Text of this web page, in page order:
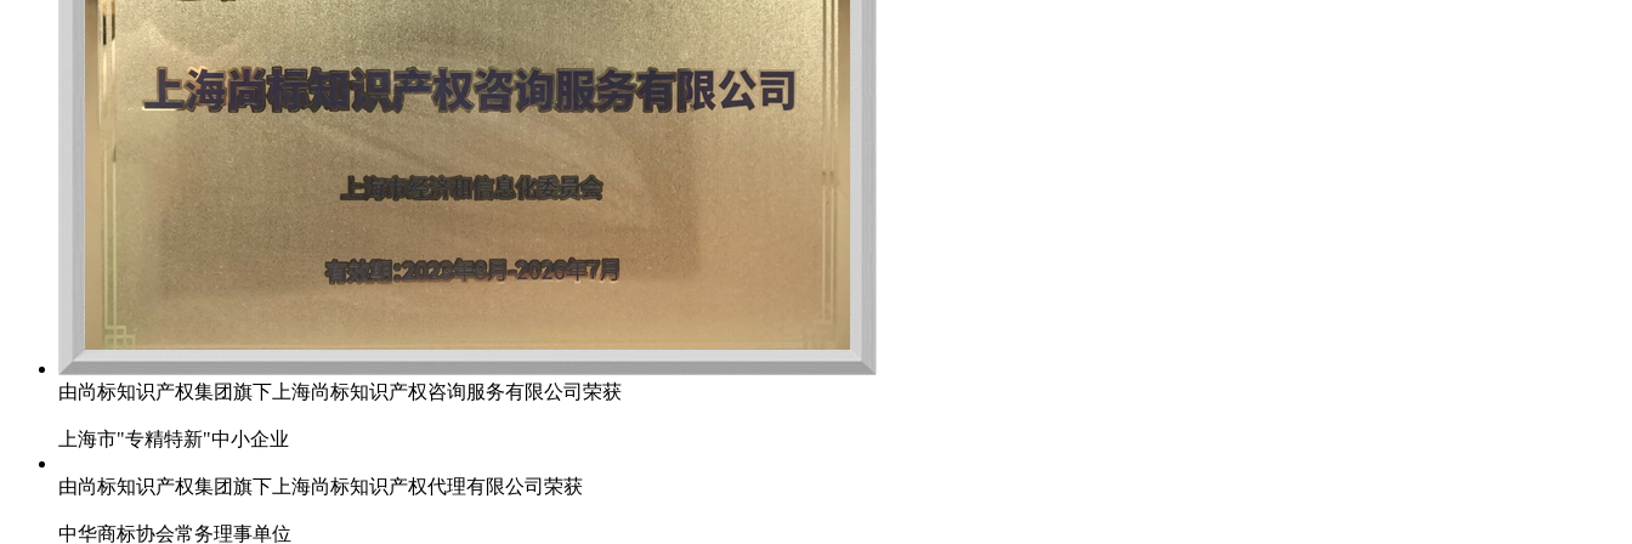
由尚标知识产权集团旗下上海尚标知识产权咨询服务有限公司荣获
上海市"专精特新"中小企业
由尚标知识产权集团旗下上海尚标知识产权代理有限公司荣获
中华商标协会常务理事单位